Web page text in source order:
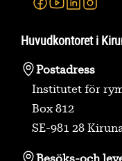
Facebook
Youtube
Huvudkontoret i
Postadress
Institutet för
Box 812
SE-981 28
Besöks-och